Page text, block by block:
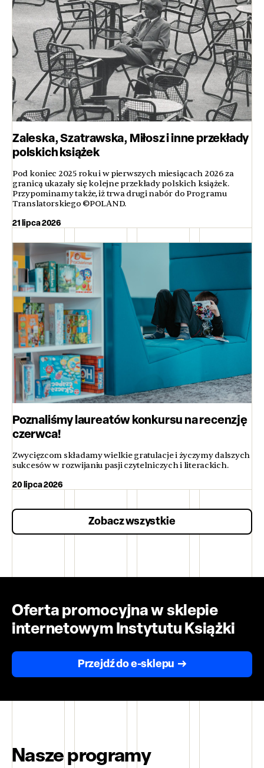
Zaleska, Szatrawska, Miłosz i inne przekłady
polskich książek
Pod koniec 2025 roku i w pierwszych miesiącach 2026 za
granicą ukazały się kolejne przekłady polskich książek.
Przypominamy także, iż trwa drugi nabór do Programu
Translatorskiego ©POLAND.
21 lipca 2026
Poznaliśmy laureatów konkursu na recenzję
czerwca!
Zwycięzcom składamy wielkie gratulacje i życzymy dalszych
sukcesów w rozwijaniu pasji czytelniczych i literackich.
20 lipca 2026
Zobacz wszystkie
Oferta promocyjna w sklepie
internetowym Instytutu Książki
Przejdź do e-sklepu
Nasze programy